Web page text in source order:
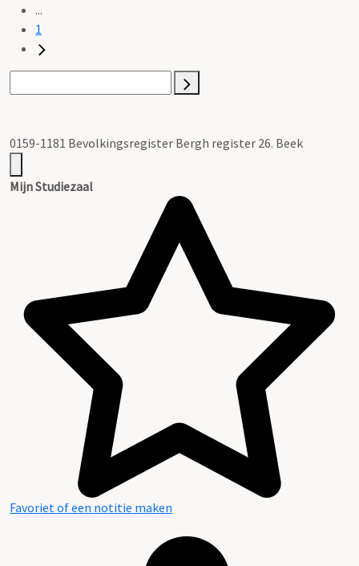
...
1
0159-1181 Bevolkingsregister Bergh register 26. Beek
Mijn Studiezaal
Favoriet of een notitie maken